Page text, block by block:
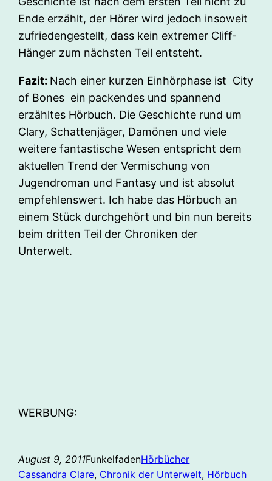
Ende erzählt, der Hörer wird jedoch insoweit
zufriedengestellt, dass kein extremer Cliff-
Hänger zum nächsten Teil entsteht.
Fazit: Nach einer kurzen Einhörphase ist City
of Bones ein packendes und spannend
erzähltes Hörbuch. Die Geschichte rund um
Clary, Schattenjäger, Damönen und viele
weitere fantastische Wesen entspricht dem
aktuellen Trend der Vermischung von
Jugendroman und Fantasy und ist absolut
empfehlenswert. Ich habe das Hörbuch an
einem Stück durchgehört und bin nun bereits
beim dritten Teil der Chroniken der
Unterwelt.
WERBUNG:
August 9, 2011FunkelfadenHörbücher
Cassandra Clare, Chronik der Unterwelt, Hörbuch